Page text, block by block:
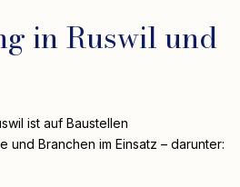
in Ruswil und
ist auf Baustellen
und Branchen im Einsatz – darunter: